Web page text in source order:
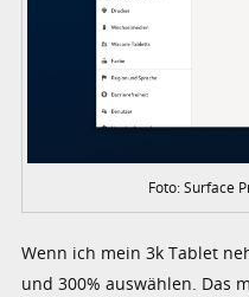
Foto: Surface
Wenn ich mein 3k Tablet
und 300% auswählen. Das